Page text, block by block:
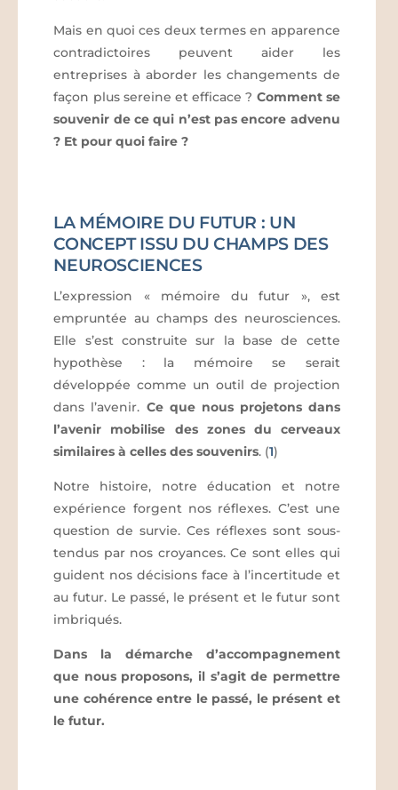
Mais en quoi ces deux termes en apparence
contradictoires peuvent aider les
entreprises à aborder les changements de
façon plus sereine et efficace ? Comment se
souvenir de ce qui n’est pas encore advenu
? Et pour quoi faire ?
LA MÉMOIRE DU FUTUR : UN
CONCEPT ISSU DU CHAMPS DES
NEUROSCIENCES
L’expression « mémoire du futur », est
empruntée au champs des neurosciences.
Elle s’est construite sur la base de cette
hypothèse : la mémoire se serait
développée comme un outil de projection
dans l’avenir. Ce que nous projetons dans
l’avenir mobilise des zones du cerveaux
similaires à celles des souvenirs. (1)
Notre histoire, notre éducation et notre
expérience forgent nos réflexes. C’est une
question de survie. Ces réflexes sont sous-
tendus par nos croyances. Ce sont elles qui
guident nos décisions face à l’incertitude et
au futur. Le passé, le présent et le futur sont
imbriqués.
Dans la démarche d’accompagnement
que nous proposons, il s’agit de permettre
une cohérence entre le passé, le présent et
le futur.